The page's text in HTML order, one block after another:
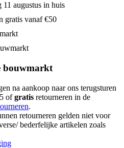
11 augustus in huis
gratis vanaf €50
bouwmarkt
na aankoop naar ons terugsturen
ofgratis retourneren in de
.
retourneren gelden niet voor
bederfelijke artikelen zoals